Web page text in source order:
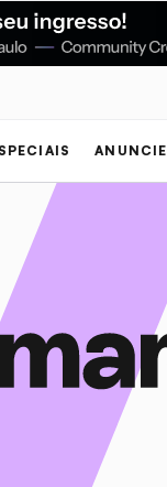
ANUNCIE